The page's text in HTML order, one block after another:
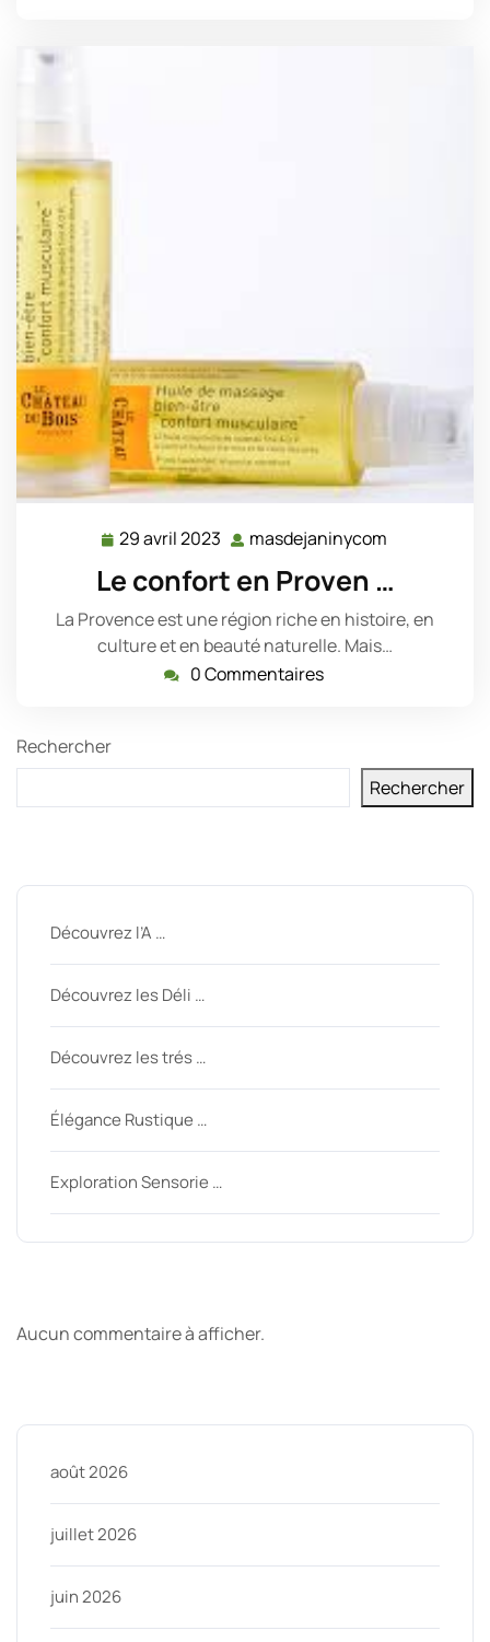
29 avril 2023 29
avril
2023
masdejaninycom
Le confort en Proven …
La Provence est une région riche en histoire, en
culture et en beauté naturelle. Mais…
0 Commentaires
Rechercher
Rechercher
Découvrez l’A …
Découvrez les Déli …
Découvrez les trés …
Élégance Rustique …
Exploration Sensorie …
Aucun commentaire à afficher.
août 2026
juillet 2026
juin 2026